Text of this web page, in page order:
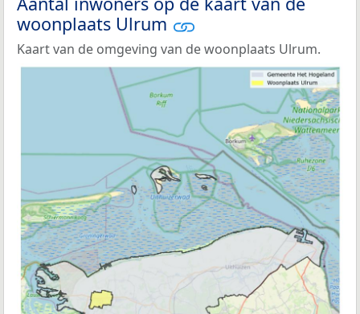
woonplaats Ulrum
Kaart van de omgeving van de woonplaats Ulrum.